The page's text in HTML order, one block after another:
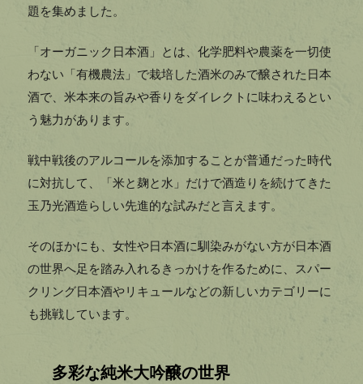
題を集めました。
「オーガニック日本酒」とは、化学肥料や農薬を一切使
わない「有機農法」で栽培した酒米のみで醸された日本
酒で、米本来の旨みや香りをダイレクトに味わえるとい
う魅力があります。
戦中戦後のアルコールを添加することが普通だった時代
に対抗して、「米と麹と水」だけで酒造りを続けてきた
玉乃光酒造らしい先進的な試みだと言えます。
そのほかにも、女性や日本酒に馴染みがない方が日本酒
の世界へ足を踏み入れるきっかけを作るために、スパー
クリング日本酒やリキュールなどの新しいカテゴリーに
も挑戦しています。
多彩な純米大吟醸の世界